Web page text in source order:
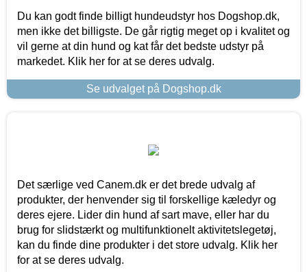
Du kan godt finde billigt hundeudstyr hos Dogshop.dk,
men ikke det billigste. De går rigtig meget op i kvalitet og
vil gerne at din hund og kat får det bedste udstyr på
markedet. Klik her for at se deres udvalg.
Se udvalget på Dogshop.dk
Det særlige ved Canem.dk er det brede udvalg af
produkter, der henvender sig til forskellige kæledyr og
deres ejere. Lider din hund af sart mave, eller har du
brug for slidstærkt og multifunktionelt aktivitetslegetøj,
kan du finde dine produkter i det store udvalg. Klik her
for at se deres udvalg.